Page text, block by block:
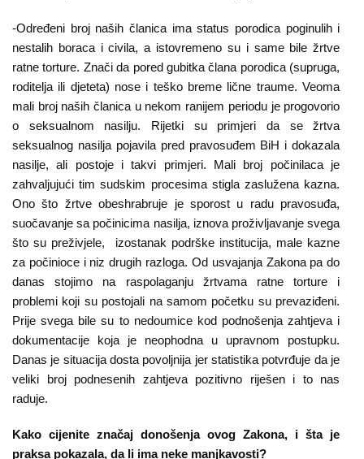
-Određeni broj naših članica ima status porodica poginulih i
nestalih boraca i civila, a istovremeno su i same bile žrtve
ratne torture. Znači da pored gubitka člana porodica (supruga,
roditelja ili djeteta) nose i teško breme lične traume. Veoma
mali broj naših članica u nekom ranijem periodu je progovorio
o seksualnom nasilju. Rijetki su primjeri da se žrtva
seksualnog nasilja pojavila pred pravosuđem BiH i dokazala
nasilje, ali postoje i takvi primjeri. Mali broj počinilaca je
zahvaljujući tim sudskim procesima stigla zaslužena kazna.
Ono što žrtve obeshrabruje je sporost u radu pravosuđa,
suočavanje sa počinicima nasilja, iznova proživljavanje svega
što su preživjele, izostanak podrške institucija, male kazne
za počinioce i niz drugih razloga. Od usvajanja Zakona pa do
danas stojimo na raspolaganju žrtvama ratne torture i
problemi koji su postojali na samom početku su prevaziđeni.
Prije svega bile su to nedoumice kod podnošenja zahtjeva i
dokumentacije koja je neophodna u upravnom postupku.
Danas je situacija dosta povoljnija jer statistika potvrđuje da je
veliki broj podnesenih zahtjeva pozitivno riješen i to nas
raduje.
Kako cijenite značaj donošenja ovog Zakona, i šta je
praksa pokazala, da li ima neke manjkavosti?